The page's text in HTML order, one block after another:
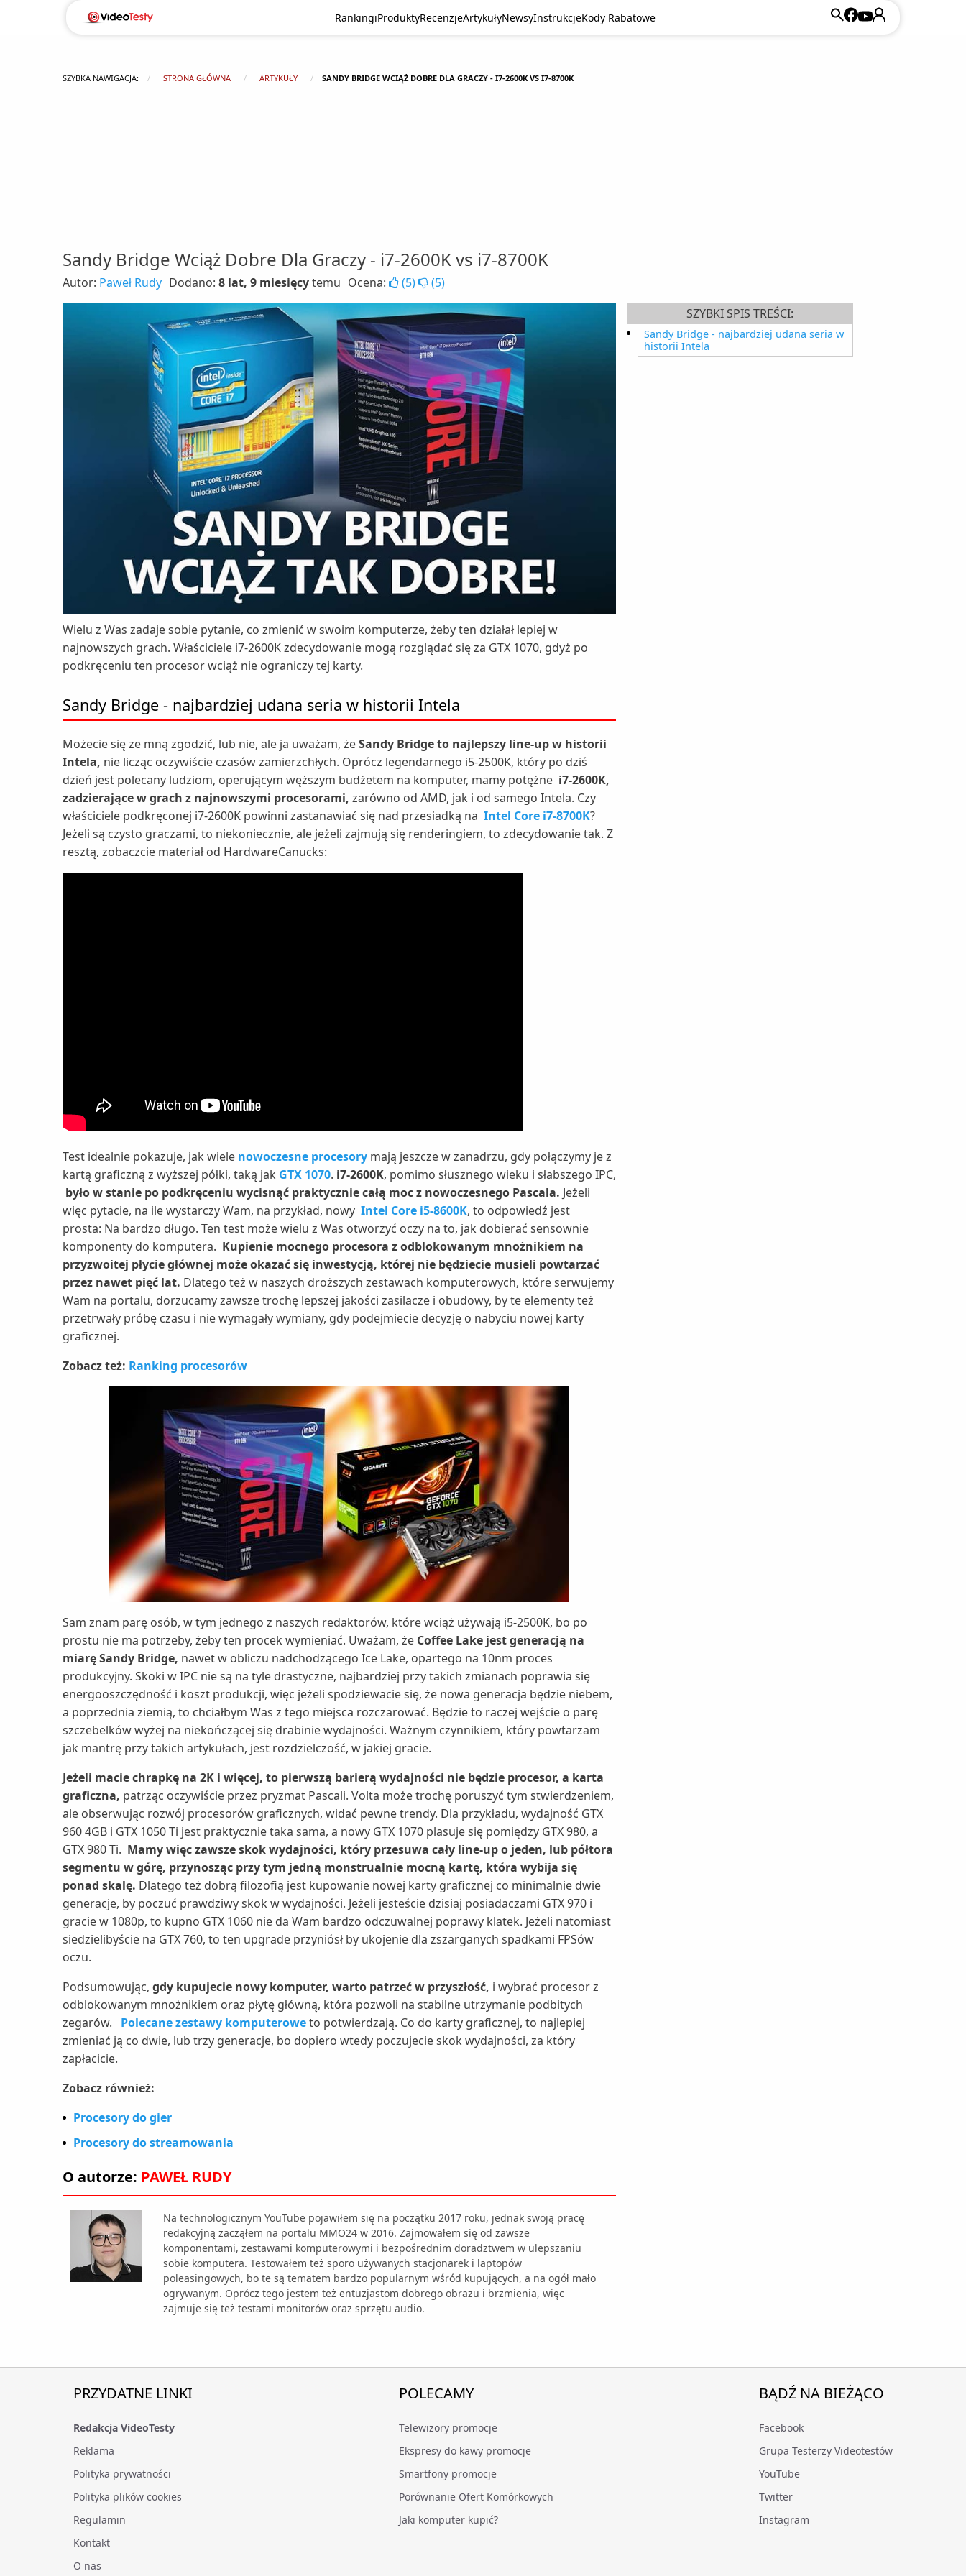
RankingiProduktyRecenzjeArtykułyNewsyInstrukcjeKody Rabatowe
SZYBKA NAWIGACJA: STRONA GŁÓWNA ARTYKUŁY SANDY BRIDGE WCIĄŻ DOBRE DLA GRACZY - I7-2600K VS I7-8700K
Sandy Bridge Wciąż Dobre Dla Graczy - i7-2600K vs i7-8700K
Autor: Paweł Rudy Dodano: 8 lat, 9 miesięcytemu Ocena: (5) (5)
SZYBKI SPIS TREŚCI:
Sandy Bridge - najbardziej udana seria w
historii Intela
Wielu z Was zadaje sobie pytanie, co zmienić w swoim komputerze, żeby ten działał lepiej w
najnowszych grach. Właściciele i7-2600K zdecydowanie mogą rozglądać się za GTX 1070, gdyż po
podkręceniu ten procesor wciąż nie ograniczy tej karty.
Sandy Bridge - najbardziej udana seria w historii Intela
Możecie się ze mną zgodzić, lub nie, ale ja uważam, żeSandy Bridge to najlepszy line-up w historii
Intela, nie licząc oczywiście czasów zamierzchłych. Oprócz legendarnego i5-2500K, który po dziś
dzień jest polecany ludziom, operującym węższym budżetem na komputer, mamy potężne i7-2600K,
zadzierające w grach z najnowszymi procesorami, zarówno od AMD, jak i od samego Intela. Czy
właściciele podkręconej i7-2600K powinni zastanawiać się nad przesiadką na Intel Core i7-8700K?
Jeżeli są czysto graczami, to niekoniecznie, ale jeżeli zajmują się renderingiem, to zdecydowanie tak. Z
resztą, zobaczcie materiał od HardwareCanucks:
Test idealnie pokazuje, jak wiele nowoczesne procesory mają jeszcze w zanadrzu, gdy połączymy je z
kartą graficzną z wyższej półki, taką jak GTX 1070. i7-2600K, pomimo słusznego wieku i słabszego IPC,
było w stanie po podkręceniu wycisnąć praktycznie całą moc z nowoczesnego Pascala. Jeżeli
więc pytacie, na ile wystarczy Wam, na przykład, nowy Intel Core i5-8600K, to odpowiedź jest
prosta: Na bardzo długo. Ten test może wielu z Was otworzyć oczy na to, jak dobierać sensownie
komponenty do komputera. Kupienie mocnego procesora z odblokowanym mnożnikiem na
przyzwoitej płycie głównej może okazać się inwestycją, której nie będziecie musieli powtarzać
przez nawet pięć lat. Dlatego też w naszych droższych zestawach komputerowych, które serwujemy
Wam na portalu, dorzucamy zawsze trochę lepszej jakości zasilacze i obudowy, by te elementy też
przetrwały próbę czasu i nie wymagały wymiany, gdy podejmiecie decyzję o nabyciu nowej karty
graficznej.
Zobacz też: Ranking procesorów
Sam znam parę osób, w tym jednego z naszych redaktorów, które wciąż używają i5-2500K, bo po
prostu nie ma potrzeby, żeby ten procek wymieniać. Uważam, że Coffee Lake jest generacją na
miarę Sandy Bridge, nawet w obliczu nadchodzącego Ice Lake, opartego na 10nm proces
produkcyjny. Skoki w IPC nie są na tyle drastyczne, najbardziej przy takich zmianach poprawia się
energooszczędność i koszt produkcji, więc jeżeli spodziewacie się, że nowa generacja będzie niebem,
a poprzednia ziemią, to chciałbym Was z tego miejsca rozczarować. Będzie to raczej wejście o parę
szczebelków wyżej na niekończącej się drabinie wydajności. Ważnym czynnikiem, który powtarzam
jak mantrę przy takich artykułach, jest rozdzielczość, w jakiej gracie.
Jeżeli macie chrapkę na 2K i więcej, to pierwszą barierą wydajności nie będzie procesor, a karta
graficzna, patrząc oczywiście przez pryzmat Pascali. Volta może trochę poruszyć tym stwierdzeniem,
ale obserwując rozwój procesorów graficznych, widać pewne trendy. Dla przykładu, wydajność GTX
960 4GB i GTX 1050 Ti jest praktycznie taka sama, a nowy GTX 1070 plasuje się pomiędzy GTX 980, a
GTX 980 Ti. Mamy więc zawsze skok wydajności, który przesuwa cały line-up o jeden, lub półtora
segmentu w górę, przynosząc przy tym jedną monstrualnie mocną kartę, która wybija się
ponad skalę. Dlatego też dobrą filozofią jest kupowanie nowej karty graficznej co minimalnie dwie
generacje, by poczuć prawdziwy skok w wydajności. Jeżeli jesteście dzisiaj posiadaczami GTX 970 i
gracie w 1080p, to kupno GTX 1060 nie da Wam bardzo odczuwalnej poprawy klatek. Jeżeli natomiast
siedzielibyście na GTX 760, to ten upgrade przyniósł by ukojenie dla zszarganych spadkami FPSów
oczu.
Podsumowując, gdy kupujecie nowy komputer, warto patrzeć w przyszłość, i wybrać procesor z
odblokowanym mnożnikiem oraz płytę główną, która pozwoli na stabilne utrzymanie podbitych
zegarów.
Polecane zestawy komputeroweto potwierdzają. Co do karty graficznej, to najlepiej
zmieniać ją co dwie, lub trzy generacje, bo dopiero wtedy poczujecie skok wydajności, za który
zapłacicie.
Zobacz również:
Procesory do gier
Procesory do streamowania
O autorze: PAWEŁ RUDY
Na technologicznym YouTube pojawiłem się na początku 2017 roku, jednak swoją pracę
redakcyjną zacząłem na portalu MMO24 w 2016. Zajmowałem się od zawsze
komponentami, zestawami komputerowymi i bezpośrednim doradztwem w ulepszaniu
sobie komputera. Testowałem też sporo używanych stacjonarek i laptopów
poleasingowych, bo te są tematem bardzo popularnym wśród kupujących, a na ogół mało
ogrywanym. Oprócz tego jestem też entuzjastom dobrego obrazu i brzmienia, więc
zajmuje się też testami monitorów oraz sprzętu audio.
PRZYDATNE LINKI
Redakcja VideoTesty
Reklama
Polityka prywatności
Polityka plików cookies
Regulamin
Kontakt
O nas
POLECAMY
Telewizory promocje
Ekspresy do kawy promocje
Smartfony promocje
Porównanie Ofert Komórkowych
Jaki komputer kupić?
BĄDŹ NA BIEŻĄCO
Facebook
Grupa Testerzy Videotestów
YouTube
Twitter
Instagram